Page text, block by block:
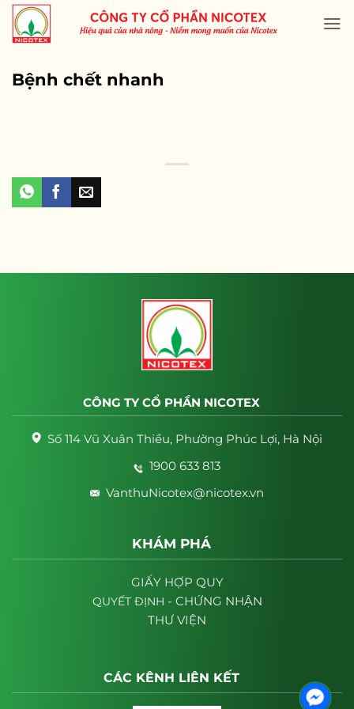
Skip
content
Bệnh chết nhanh
CÔNG TY CỔ PHẦN NICOTEX
Số 114 Vũ Xuân Thiều, Phường Phúc Lợi, Hà Nội
1900 633 813
VanthuNicotex@nicotex.vn
KHÁM PHÁ
GIẤY HỢP QUY
QUYẾT ĐỊNH - CHỨNG NHẬN
THƯ VIỆN
CÁC KÊNH LIÊN KẾT